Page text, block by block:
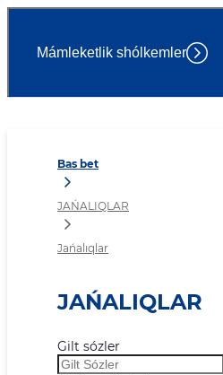
Mámleketlik shólkemler
Bas bet
JAŃALIQLAR
Jańalıqlar
JAŃALIQLAR
Gilt sózler